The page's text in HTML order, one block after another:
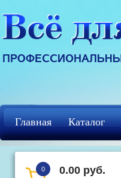
Главная Каталог
Регистрация кцф
0 0.00 руб.